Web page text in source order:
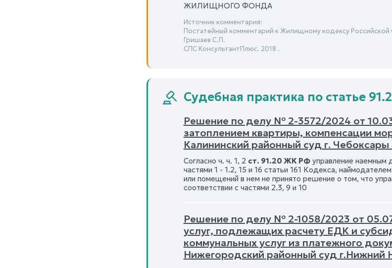
ЖИЛИЩНОГО ФОНДА
Источник комментария:
Постатейный комментарий к Жилищному кодексу
Гришаев С.П.
СПС КонсультантПлюс. 2018 .
Судебная практика по статье
Решение по делу № 2-3572/2024 от
затоплением квартиры, компенсации
Калининский районный суд г.
Согласно ч. ч. 1, 2 ст. 91.20 ЖК РФуправление наемным
частями 1 - 1.2, 15 и 16 статьи 161 Кодекса,
или помещений в нем не принято решение о том, что
соответствии с частями 2.3, 9 и 10
Решение по делу № 2-1058/2023 от
услуг, подлежащих расчету ЕДК и
коммунальных услуг из платежного
Нижегородский районный суд г.Нижний